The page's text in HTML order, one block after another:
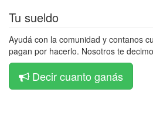
Tu sueldo
Ayudá con la comunidad y contanos
pagan por hacerlo. Nosotros te
Decir cuanto ganás